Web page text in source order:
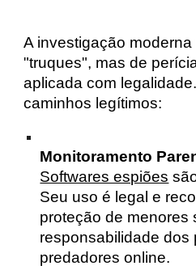
A investigação
"truques", mas de
aplicada com
caminhos legítimos:
Monitoramento
Softwares espiões
Seu uso é legal e
proteção de menores
responsabilidade dos
predadores online.